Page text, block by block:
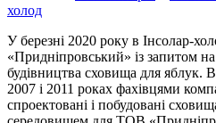
холод
У березні 2020 року в Інсолар-
«Придніпровський» із запитом
будівництва сховища для яблук.
2007 і 2011 роках фахівцями
спроектовані і побудовані